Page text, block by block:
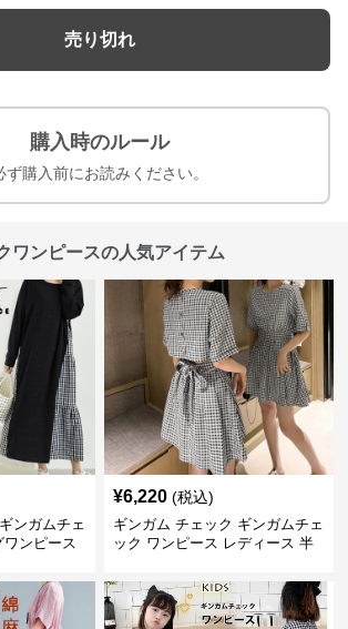
売り切れ
購入時のルール
ず購入前にお読みください。
ワンピースの人気アイテム
ンガムチェ
ワンピース
¥6,220 (税込)
ギンガム チェック ギンガムチェ
ック ワンピース レディース 半